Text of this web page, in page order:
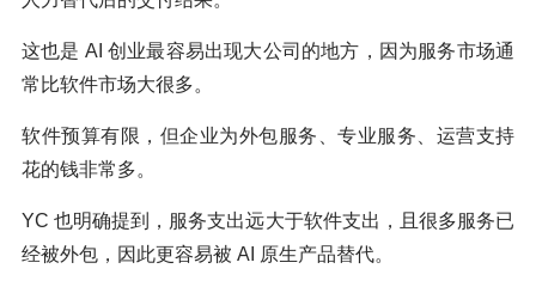
这也是 AI 创业最容易出现大公司的地方，因为服务市场通
常比软件市场大很多。
软件预算有限，但企业为外包服务、专业服务、运营支持
花的钱非常多。
YC 也明确提到，服务支出远大于软件支出，且很多服务已
经被外包，因此更容易被 AI 原生产品替代。